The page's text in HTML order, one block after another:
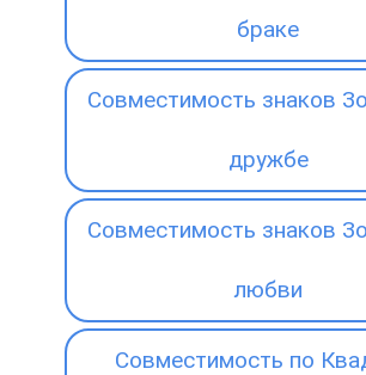
браке
Совместимость знаков
дружбе
Совместимость знаков
любви
Совместимость по